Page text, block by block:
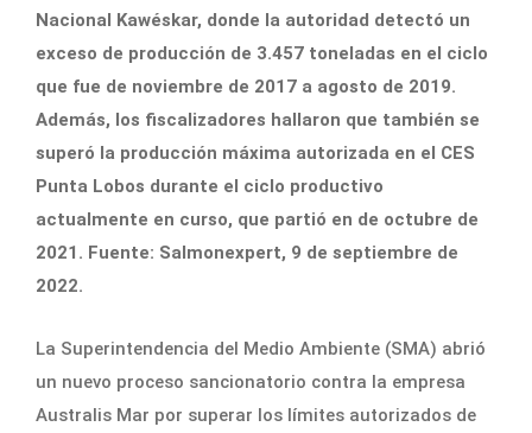
Nacional Kawéskar, donde la autoridad detectó un
exceso de producción de 3.457 toneladas en el ciclo
que fue de noviembre de 2017 a agosto de 2019.
Además, los fiscalizadores hallaron que también se
superó la producción máxima autorizada en el CES
Punta Lobos durante el ciclo productivo
actualmente en curso, que partió en de octubre de
2021. Fuente: Salmonexpert, 9 de septiembre de
2022.
La Superintendencia del Medio Ambiente (SMA) abrió
un nuevo proceso sancionatorio contra la empresa
Australis Mar por superar los límites autorizados de